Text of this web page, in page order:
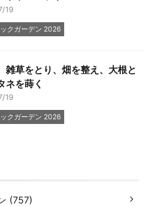
19
クガーデン 2026
雑草をとり、畑を整え、大根と
ネを蒔く
19
クガーデン 2026
(757)